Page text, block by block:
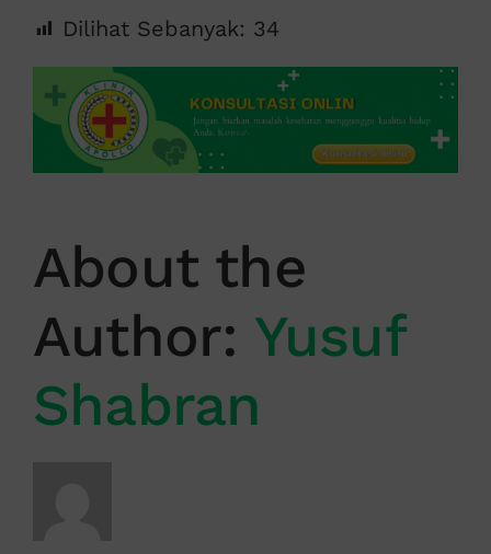
Dilihat Sebanyak: 34
About the
Author: Yusuf
Shabran